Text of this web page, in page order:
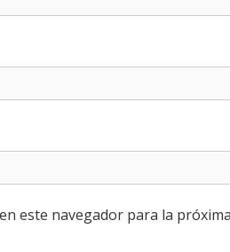
este navegador para la